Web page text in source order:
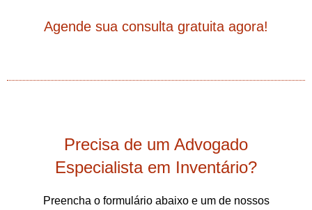
Agende sua consulta gratuita agora!
Precisa de um Advogado
Especialista em Inventário?
Preencha o formulário abaixo e um de nossos